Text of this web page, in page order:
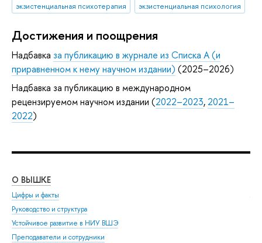
экзистенциальная психотерапия
экзистенциальная психология
Достижения и поощрения
Надбавка за публикацию в журнале из Списка А (и
приравненном к нему научном издании) (2025–2026)
Надбавка за публикацию в международном
рецензируемом научном издании (2022–2023, 2021–
2022)
О ВЫШКЕ
Цифры и факты
Руководство и структура
Устойчивое развитие в НИУ ВШЭ
Преподаватели и сотрудники